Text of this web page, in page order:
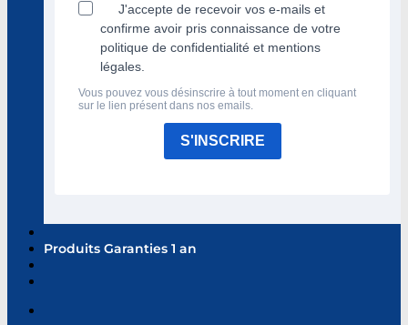
J'accepte de recevoir vos e-mails et
confirme avoir pris connaissance de votre
politique de confidentialité et mentions
légales.
Vous pouvez vous désinscrire à tout moment en cliquant
sur le lien présent dans nos emails.
S'INSCRIRE
Produits Garanties 1 an